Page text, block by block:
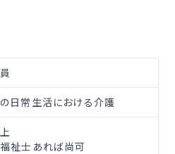
日常生活における介護
祉士あれば尚可